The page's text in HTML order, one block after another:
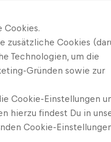
gegen 60 andere
zu sein: „Ich
im Tanz.
Nackenbereich
mehr
gilt: Yoga und
zusätzliche Cookies
Technologien, um die
Gründen sowie zur
Cookie-Einstellungen
hierzu findest Du in
Cookie-